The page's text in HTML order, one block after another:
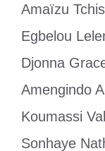
Amaïzu
Egbelou
Djonna
Amengindo
Koumassi
Sonhaye